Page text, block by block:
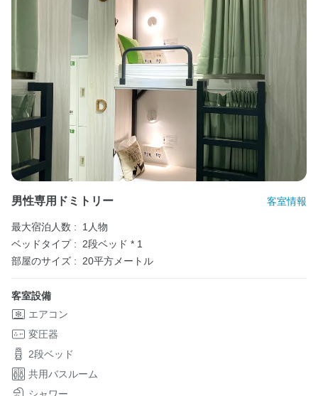
男性専用ドミトリー 客室情報
最大宿泊人数 :
1人物
ベッドタイプ : 2段ベッド * 1
部屋のサイズ : 20平方メートル
客室設備
エアコン
変圧器
2段ベッド
共用バスルーム